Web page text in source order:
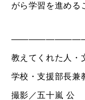
がら学習を進める
教えてくれた人・
学校・支援部長
撮影／五十嵐 公